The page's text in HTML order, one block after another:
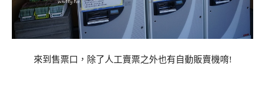
來到售票口，除了人工賣票之外也有自動販賣機唷!